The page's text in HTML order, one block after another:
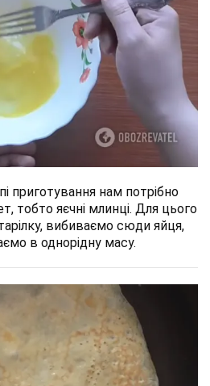
приготування нам потрібно
тобто яєчні млинці. Для цього
вибиваємо сюди яйця,
в однорідну масу.